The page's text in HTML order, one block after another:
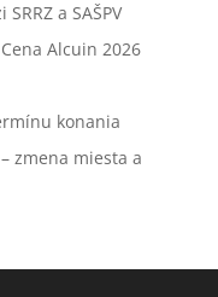
a SAŠPV
Alcuin 2026
konania
– zmena miesta a